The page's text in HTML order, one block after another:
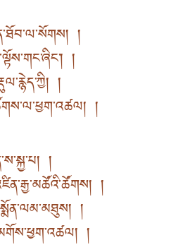
།
།
།
།
།
།
།
།